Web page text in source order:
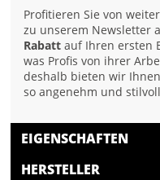
Profitieren Sie von
zu unserem Newsletter
Rabatt auf Ihren ersten
was Profis von ihrer
deshalb bieten wir
so angenehm und
EIGENSCHAFTEN
HERSTELLER